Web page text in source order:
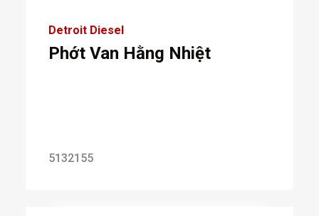
Detroit Diesel
Phớt Van Hằng Nhiệt
5132155